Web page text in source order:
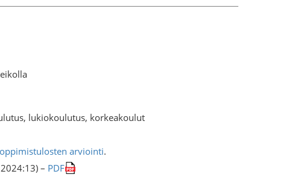
lukiokoulutus, korkeakoulut
arviointi.
– PDF